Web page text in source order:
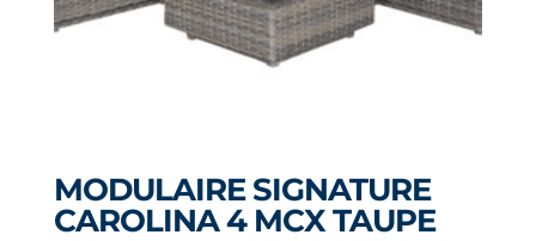
MODULAIRE SIGNATURE
CAROLINA 4 MCX TAUPE